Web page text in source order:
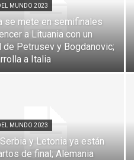
MUNDO 2023
se mete en semifinales
a Lituania con un
de Petrusev y Bogdanovic;
a Italia
MUNDO 2023
y Letonia ya están
de final; Alemania